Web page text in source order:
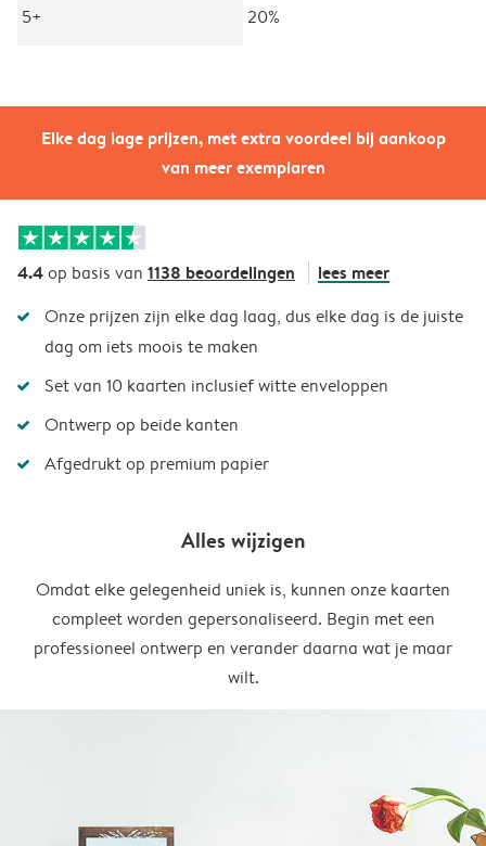
Elke dag lage prijzen, met extra voordeel bij aankoop
van meer exemplaren
5+
20%
4.4op basis van 1138 beoordelingen lees meer
Onze prijzen zijn elke dag laag, dus elke dag is de juiste
dag om iets moois te maken
Set van 10 kaarten inclusief witte enveloppen
Ontwerp op beide kanten
Afgedrukt op premium papier
Alles wijzigen
Omdat elke gelegenheid uniek is, kunnen onze kaarten
compleet worden gepersonaliseerd. Begin met een
professioneel ontwerp en verander daarna wat je maar
wilt.